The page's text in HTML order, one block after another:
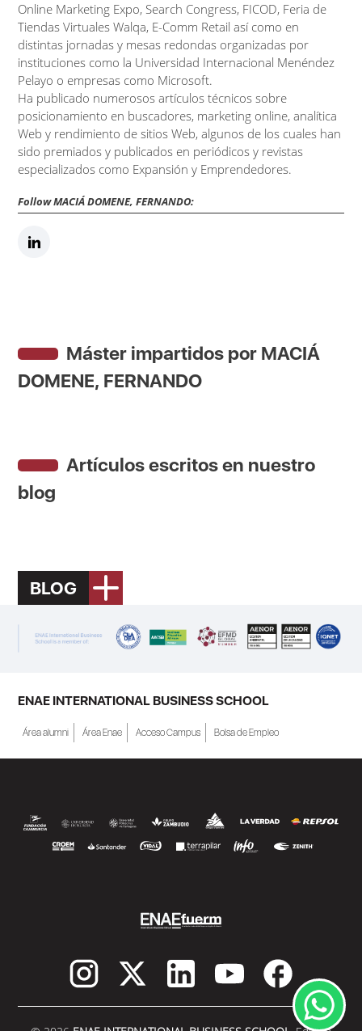
Online Marketing Expo, Search Congress, FICOD, Feria de
Tiendas Virtuales Walqa, E-Comm Retail así como en
distintas jornadas y mesas redondas organizadas por
instituciones como la Universidad Internacional Menéndez
Pelayo o empresas como Microsoft.
Ha publicado numerosos artículos técnicos sobre
posicionamiento en buscadores, marketing online, analítica
Web y rendimiento de sitios Web, algunos de los cuales han
sido premiados y publicados en periódicos y revistas
especializados como Expansión y Emprendedores.
Follow MACIÁ DOMENE, FERNANDO:
Máster impartidos por MACIÁ
DOMENE, FERNANDO
Artículos escritos en nuestro
blog
BLOG
ENAE INTERNATIONAL BUSINESS SCHOOL
Área alumni Área Enae Acceso Campus Bolsa de Empleo